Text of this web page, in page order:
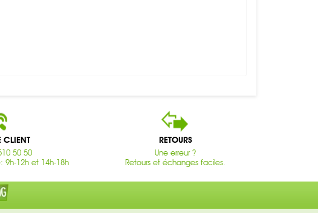
CLIENT
50 50
9h-12h et 14h-18h
RETOURS
Une erreur ?
Retours et échanges faciles.